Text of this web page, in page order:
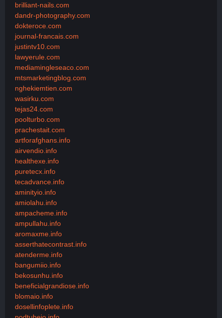
brilliant-nails.com
dandr-photography.com
dokteroce.com
journal-francais.com
justintv10.com
lawyerule.com
mediamingleseaco.com
mtsmarketingblog.com
nghekiemtien.com
wasirku.com
tejas24.com
poolturbo.com
prachestait.com
artforafghans.info
airvendio.info
healthexe.info
puretecx.info
tecadvance.info
aminityio.info
amiolahu.info
ampacheme.info
ampullahu.info
aromaxme.info
asserthatecontrast.info
atenderme.info
bangumiio.info
bekosunhu.info
beneficialgrandiose.info
blomaio.info
dosellinfoplete.info